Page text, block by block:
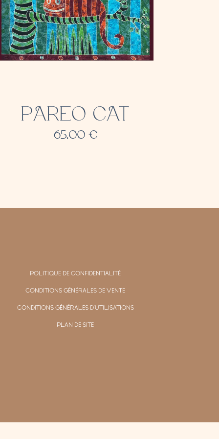
PAREO CAT
65,00 €
POLITIQUE DE CONFIDENTIALITÉ
CONDITIONS GÉNÉRALES DE VENTE
CONDITIONS GÉNÉRALES D'UTILISATIONS
PLAN DE SITE